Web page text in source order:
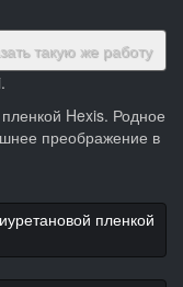
такую же работу
Hexis. Родное
преображение в